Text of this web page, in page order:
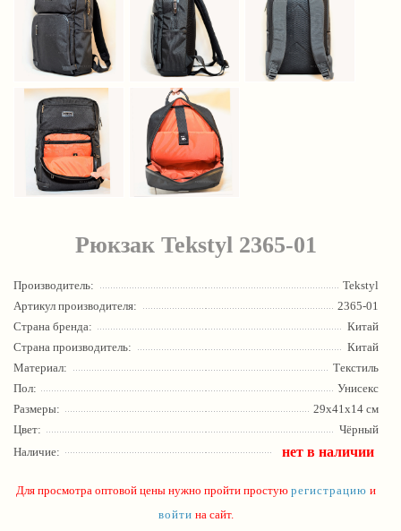
Рюкзак Tekstyl 2365-01
Производитель:
Tekstyl
Артикул производителя:
2365-01
Страна бренда:
Китай
Страна производитель:
Китай
Материал:
Текстиль
Пол:
Унисекс
Размеры:
29х41х14 см
Цвет:
Чёрный
Наличие:
нет в наличии
Для просмотра оптовой цены нужно пройти простую регистрацию и
войти на сайт.